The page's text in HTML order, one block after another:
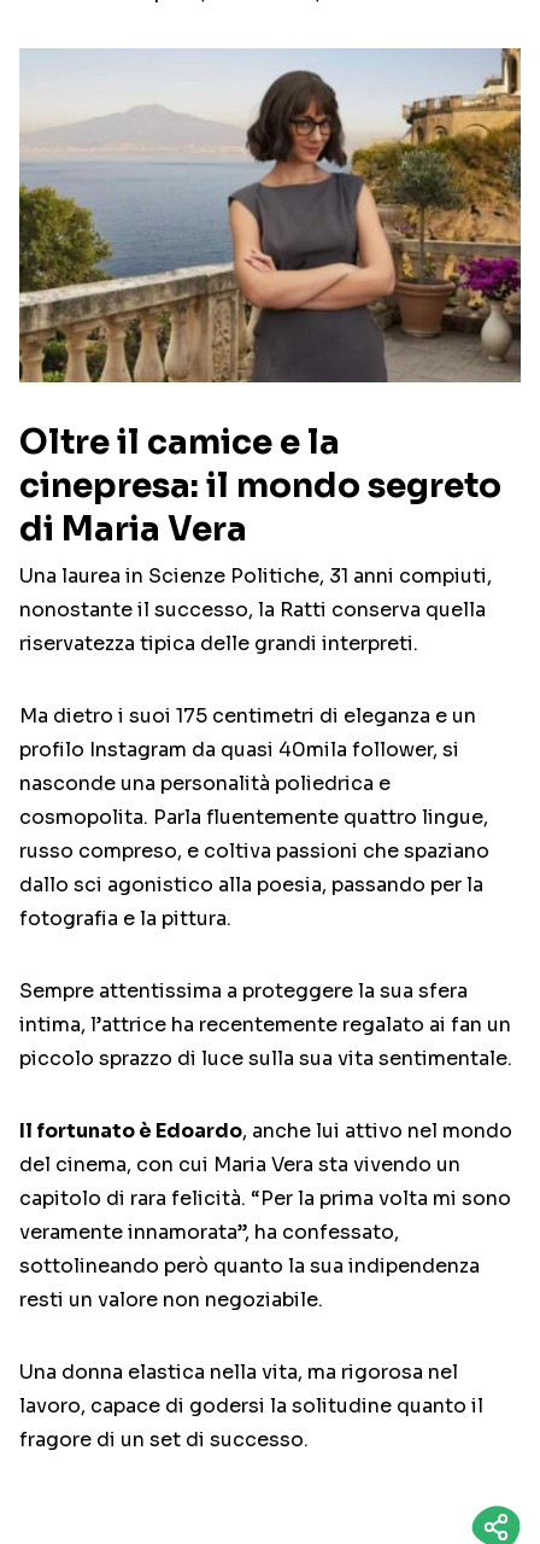
Oltre il camice e la
cinepresa: il mondo segreto
di Maria Vera
Una laurea in Scienze Politiche, 31 anni compiuti,
nonostante il successo, la Ratti conserva quella
riservatezza tipica delle grandi interpreti.
Ma dietro i suoi 175 centimetri di eleganza e un
profilo Instagram da quasi 40mila follower, si
nasconde una personalità poliedrica e
cosmopolita. Parla fluentemente quattro lingue,
russo compreso, e coltiva passioni che spaziano
dallo sci agonistico alla poesia, passando per la
fotografia e la pittura.
Sempre attentissima a proteggere la sua sfera
intima, l’attrice ha recentemente regalato ai fan un
piccolo sprazzo di luce sulla sua vita sentimentale.
Il fortunato è Edoardo, anche lui attivo nel mondo
del cinema, con cui Maria Vera sta vivendo un
capitolo di rara felicità. “Per la prima volta mi sono
veramente innamorata”, ha confessato,
sottolineando però quanto la sua indipendenza
resti un valore non negoziabile.
Una donna elastica nella vita, ma rigorosa nel
lavoro, capace di godersi la solitudine quanto il
fragore di un set di successo.